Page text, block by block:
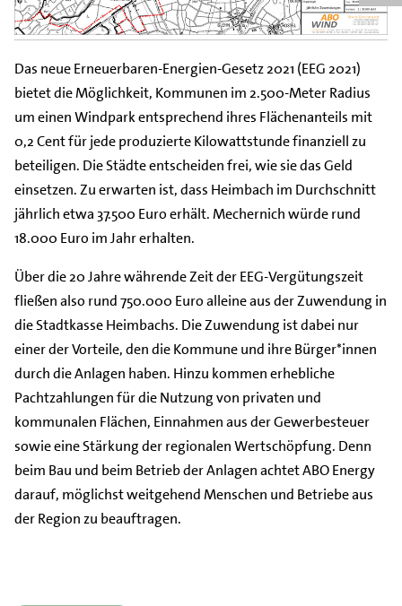
Das neue Erneuerbaren-Energien-Gesetz 2021 (EEG 2021)
bietet die Möglichkeit, Kommunen im 2.500-Meter Radius
um einen Windpark entsprechend ihres Flächenanteils mit
0,2 Cent für jede produzierte Kilowattstunde finanziell zu
beteiligen. Die Städte entscheiden frei, wie sie das Geld
einsetzen. Zu erwarten ist, dass Heimbach im Durchschnitt
jährlich etwa 37.500 Euro erhält. Mechernich würde rund
18.000 Euro im Jahr erhalten.
Über die 20 Jahre währende Zeit der EEG-Vergütungszeit
fließen also rund 750.000 Euro alleine aus der Zuwendung in
die Stadtkasse Heimbachs. Die Zuwendung ist dabei nur
einer der Vorteile, den die Kommune und ihre Bürger*innen
durch die Anlagen haben. Hinzu kommen erhebliche
Pachtzahlungen für die Nutzung von privaten und
kommunalen Flächen, Einnahmen aus der Gewerbesteuer
sowie eine Stärkung der regionalen Wertschöpfung. Denn
beim Bau und beim Betrieb der Anlagen achtet ABO Energy
darauf, möglichst weitgehend Menschen und Betriebe aus
der Region zu beauftragen.